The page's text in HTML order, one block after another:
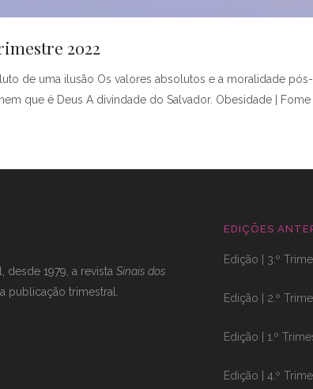
2022
de uma ilusão Os valores absolutos e a moralidade
que é Deus A divindade do Salvador. Obesidade |
desde 1979, a revista Sinais dos
publicação trimestral.
EDIÇÕES
Edição | 3.º
Edição | 2.º
Edição | 1.º
Edição | 4.º